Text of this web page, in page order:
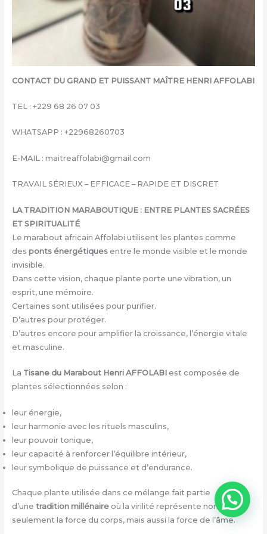
CONTACT DU GRAND ET PUISSANT MAÎTRE HENRI AFFOLABI
TEL : +229 68 26 07 03
WHATSAPP : +22968260703
E-MAIL : maitreaffolabi@gmail.com
TRAVAIL SÉRIEUX – EFFICACE – RAPIDE ET DISCRET
LA TRADITION MARABOUTIQUE : ENTRE PLANTES SACRÉES
ET SPIRITUALITÉ
Le marabout africain Affolabi utilisent les plantes comme
des ponts énergétiquesentre le monde visible et le monde
invisible.
Dans cette vision, chaque plante porte une vibration, un
esprit, une mémoire.
Certaines sont utilisées pour purifier.
D’autres pour protéger.
D’autres encore pour amplifier la croissance, l’énergie vitale
et masculine.
La Tisane du Marabout Henri AFFOLABI est composée de
plantes sélectionnées selon :
leur énergie,
leur harmonie avec les rituels masculins,
leur pouvoir tonique,
leur capacité à renforcer l’équilibre intérieur,
leur symbolique de puissance et d’endurance.
Chaque plante utilisée dans ce mélange fait partie
d’une tradition millénaireoù la virilité représente non
seulement la force du corps, mais aussi la force de l’âme.